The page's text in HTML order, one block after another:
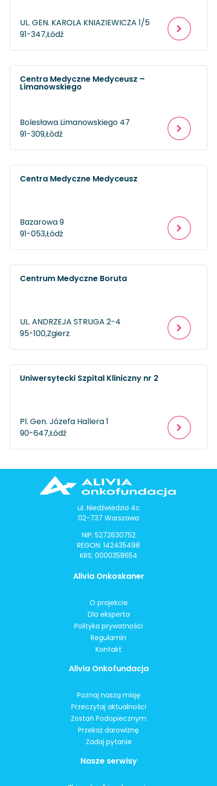
UL. GEN. KAROLA KNIAZIEWICZA 1/5
91-347,Łódź
Centra Medyczne Medyceusz –
Limanowskiego
Bolesława Limanowskiego 47
91-309,Łódź
Centra Medyczne Medyceusz
Bazarowa 9
91-053,Łódź
Centrum Medyczne Boruta
UL. ANDRZEJA STRUGA 2-4
95-100,Zgierz
Uniwersytecki Szpital Kliniczny nr 2
Pl. Gen. Józefa Hallera 1
90-647,Łódź
ul. Niedźwiedzia 4c
02-737 Warszawa
NIP: 5272630752
REGON: 142435498
KRS: 0000358654
Alivia Onkoskaner
O projekcie
Dla eksperta
Polityka prywatności
Regulamin
Kontakt
Alivia Onkofundacja
Poznaj naszą misję
Przeczytaj aktualności
Zostań Podopiecznym
Przekaż darowiznę
Zadaj pytanie
Nasze serwisy